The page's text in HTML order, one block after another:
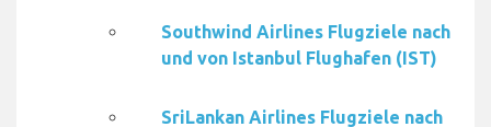
Southwind Airlines Flugziele nach
und von Istanbul Flughafen (IST)
SriLankan Airlines Flugziele nach